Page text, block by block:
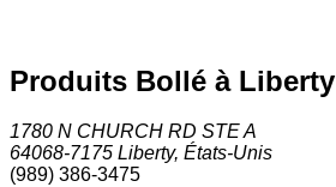
Produits Bollé à Liberty
1780 N CHURCH RD STE A
64068-7175 Liberty, États-Unis
(989) 386-3475